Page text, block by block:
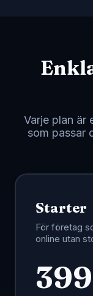
Region
Varje plan är
som passar
Starter
För företag
online utan